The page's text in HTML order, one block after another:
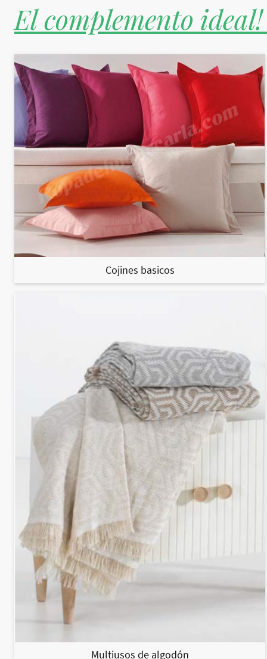
El complemento
Cojines basicos
Multiusos de algodón